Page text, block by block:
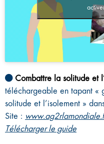
Combattre la solitude et
téléchargeable en tapant «
solitude et l’isolement »
Site :
Télécharger le guide